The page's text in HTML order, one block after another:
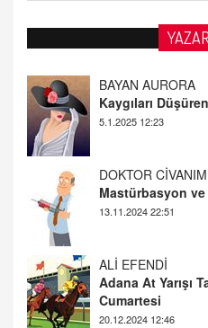
DOKTOR CİVANIM
Mastürbasyon ve
13.11.2024 22:51
ALİ EFENDİ
Adana At Yarışı
Cumartesi
TUTKUNUN PERİSİ
Sağlıklı Bir
Gerekenler
08.11.2024 13:16